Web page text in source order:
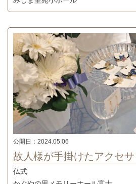
公開日： 2024.05.06
故人様が手掛けたアクセ
仏式